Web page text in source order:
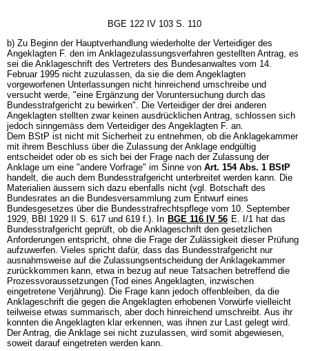
BGE 122 IV 103 S. 110
b) Zu Beginn der Hauptverhandlung wiederholte der Verteidiger des
Angeklagten F. den im Anklagezulassungsverfahren gestellten Antrag, es
sei die Anklageschrift des Vertreters des Bundesanwaltes vom 14.
Februar 1995 nicht zuzulassen, da sie die dem Angeklagten
vorgeworfenen Unterlassungen nicht hinreichend umschreibe und
versucht werde, "eine Ergänzung der Voruntersuchung durch das
Bundesstrafgericht zu bewirken". Die Verteidiger der drei anderen
Angeklagten stellten zwar keinen ausdrücklichen Antrag, schlossen sich
jedoch sinngemäss dem Verteidiger des Angeklagten F. an.
Dem BStP ist nicht mit Sicherheit zu entnehmen, ob die Anklagekammer
mit ihrem Beschluss über die Zulassung der Anklage endgültig
entscheidet oder ob es sich bei der Frage nach der Zulassung der
Anklage um eine "andere Vorfrage" im Sinne von Art. 154 Abs. 1 BStP
handelt, die auch dem Bundesstrafgericht unterbreitet werden kann. Die
Materialien äussern sich dazu ebenfalls nicht (vgl. Botschaft des
Bundesrates an die Bundesversammlung zum Entwurf eines
Bundesgesetzes über die Bundesstrafrechtspflege vom 10. September
1929, BBl 1929 II S. 617 und 619 f.). In BGE 116 IV 56 E. I/1 hat das
Bundesstrafgericht geprüft, ob die Anklageschrift den gesetzlichen
Anforderungen entspricht, ohne die Frage der Zulässigkeit dieser Prüfung
aufzuwerfen. Vieles spricht dafür, dass das Bundesstrafgericht nur
ausnahmsweise auf die Zulassungsentscheidung der Anklagekammer
zurückkommen kann, etwa in bezug auf neue Tatsachen betreffend die
Prozessvoraussetzungen (Tod eines Angeklagten, inzwischen
eingetretene Verjährung). Die Frage kann jedoch offenbleiben, da die
Anklageschrift die gegen die Angeklagten erhobenen Vorwürfe vielleicht
teilweise etwas summarisch, aber doch hinreichend umschreibt. Aus ihr
konnten die Angeklagten klar erkennen, was ihnen zur Last gelegt wird.
Der Antrag, die Anklage sei nicht zuzulassen, wird somit abgewiesen,
soweit darauf eingetreten werden kann.